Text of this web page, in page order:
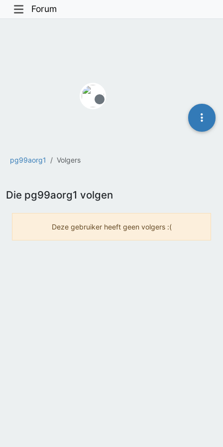
Forum
pg99aorg1 Volgers
Offline
Die pg99aorg1 volgen
Deze gebruiker heeft geen volgers :(